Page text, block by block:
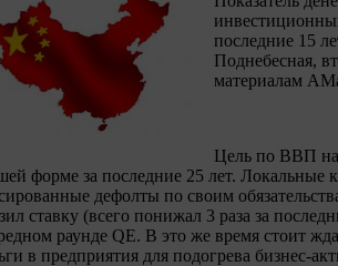
последние 15
Поднебесная,
материалам
Цель по ВВП на
форме за последние 25 лет.
дефолты по своим
ставку (всего понижал 3 раза за
раунде QE. В это же время стоит
в предприятия для подогрева бизнес-